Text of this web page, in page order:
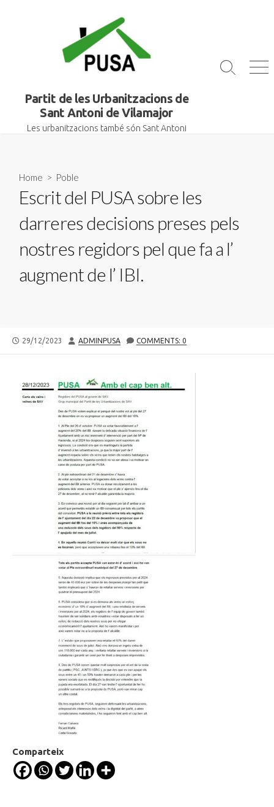
Partit de les Urbanitzacions de
Sant Antoni de Vilamajor
Les urbanitzacions també són Sant Antoni
Search
Home > Poble
Escrit del PUSA sobre les
darreres decisions preses pels
nostres regidors pel que fa a l’
augment de l’ IBI.
PUBLISHED
29/12/2023 AUTHOR
ADMINPUSA COMMENTS: 0
Comparteix